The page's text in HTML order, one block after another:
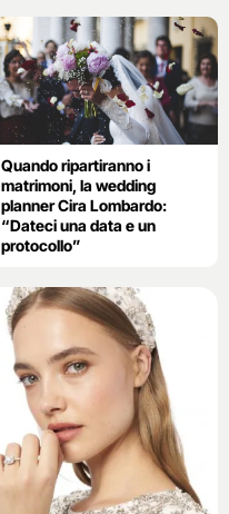
Quando ripartiranno i
matrimoni, la wedding
planner Cira Lombardo:
“Dateci una data e un
protocollo”